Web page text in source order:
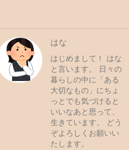
はな
はじめまして！ はな
と言います。 日々の
暮らしの中に「ある
大切なもの」にちょ
っとでも気づけると
いいなあと思って、
生きています。 どう
ぞよろしくお願いい
たします。